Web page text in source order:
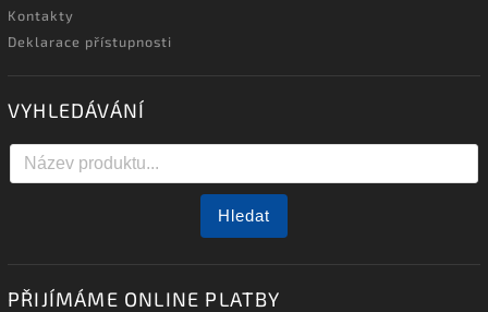
Kontakty
Deklarace přístupnosti
VYHLEDÁVÁNÍ
Hledat
PŘIJÍMÁME ONLINE PLATBY